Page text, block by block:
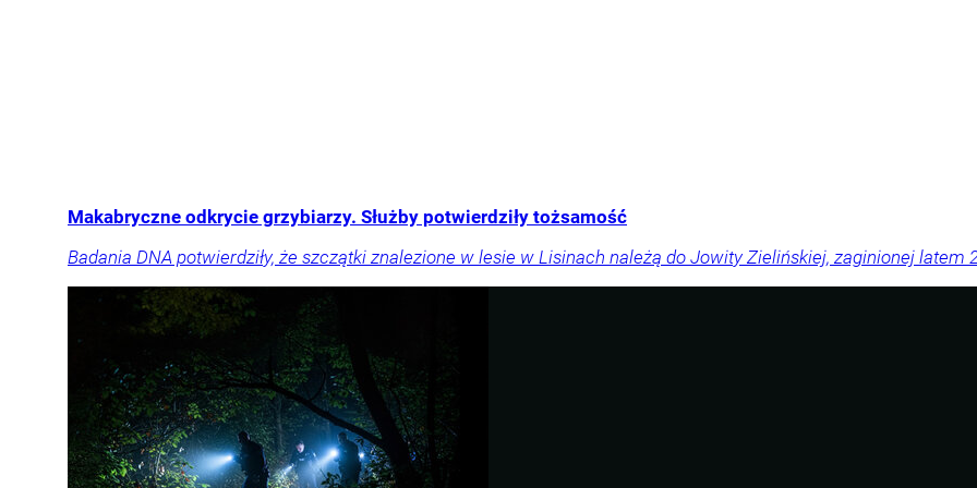
Makabryczne odkrycie grzybiarzy. Służby potwierdziły tożsamość
Badania DNA potwierdziły, że szczątki znalezione w lesie w Lisinach należą do Jowity Zielińskiej, zaginionej latem